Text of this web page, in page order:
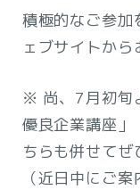
積極的なご参加
ェブサイトから
※ 尚、7月初旬
優良企業講座」
ちらも併せてぜ
（近日中にご